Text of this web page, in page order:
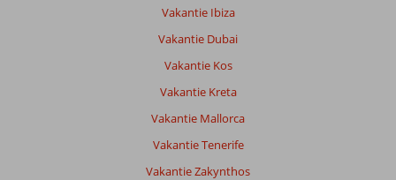
Vakantie Ibiza
Vakantie Dubai
Vakantie Kos
Vakantie Kreta
Vakantie Mallorca
Vakantie Tenerife
Vakantie Zakynthos